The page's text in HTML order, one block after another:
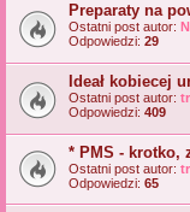
Preparaty na
Ostatni post autor:
Odpowiedzi: 29
Ideał kobiecej
Ostatni post autor:
Odpowiedzi: 409
* PMS - krotko,
Ostatni post autor:
Odpowiedzi: 65